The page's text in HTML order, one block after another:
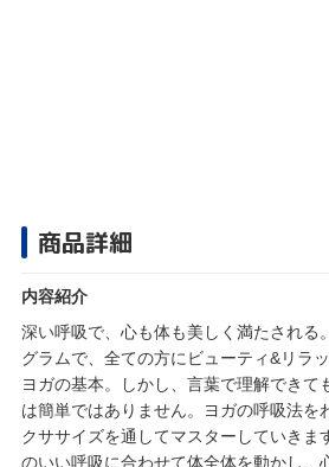
商品詳細
内容紹介
深い呼吸で、心も体も美しく満たされる
グラムで、全ての方にビューティ&リラ
ヨガの基本。しかし、言葉で理解できて
は簡単ではありません。ヨガの呼吸法を
クササイズを通してマスターしていきま
のいい呼吸に合わせて体全体を動かし、